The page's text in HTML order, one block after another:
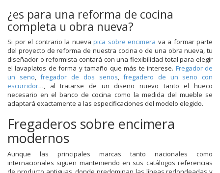
¿es para una reforma de cocina
completa u obra nueva?
Si por el contrario la nueva pica sobre encimera va a formar parte
del proyecto de reforma de nuestra cocina o de una obra nueva, tu
diseñador o reformista contará con una flexibilidad total para elegir
el lavaplatos de forma y tamaño que más te interese. Fregador de
un seno,fregador de dos senos,fregadero de un seno con
escurridor…, al tratarse de un diseño nuevo tanto el hueco
necesario en el banco de cocina como la medida del mueble se
adaptará exactamente a las especificaciones del modelo elegido.
Fregaderos sobre encimera
modernos
Aunque las principales marcas tanto nacionales como
internacionales siguen manteniendo en sus catálogos referencias